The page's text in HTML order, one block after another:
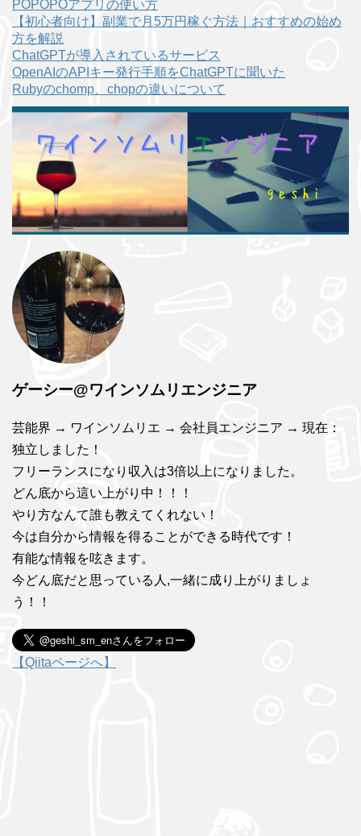
POPOPOアプリの使い方
【初心者向け】副業で月5万円稼ぐ方法｜おすすめの始め
方を解説
ChatGPTが導入されているサービス
OpenAIのAPIキー発行手順をChatGPTに聞いた
Rubyのchomp、chopの違いについて
ゲーシー@ワインソムリエンジニア
芸能界 → ワインソムリエ → 会社員エンジニア → 現在：
独立しました！
フリーランスになり収入は3倍以上になりました。
どん底から這い上がり中！！！
やり方なんて誰も教えてくれない！
今は自分から情報を得ることができる時代です！
有能な情報を呟きます。
今どん底だと思っている人,一緒に成り上がりましょ
う！！
【Qiitaページへ】